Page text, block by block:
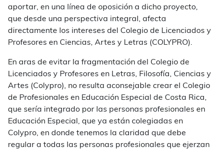
aportar, en una línea de oposición a dicho proyecto,
que desde una perspectiva integral, afecta
directamente los intereses del Colegio de Licenciados y
Profesores en Ciencias, Artes y Letras (COLYPRO).
En aras de evitar la fragmentación del Colegio de
Licenciados y Profesores en Letras, Filosofía, Ciencias y
Artes (Colypro), no resulta aconsejable crear el Colegio
de Profesionales en Educación Especial de Costa Rica,
que sería integrado por las personas profesionales en
Educación Especial, que ya están colegiadas en
Colypro, en donde tenemos la claridad que debe
regular a todas las personas profesionales que ejerzan